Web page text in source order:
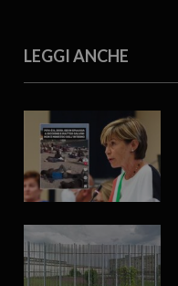
LEGGI ANCHE